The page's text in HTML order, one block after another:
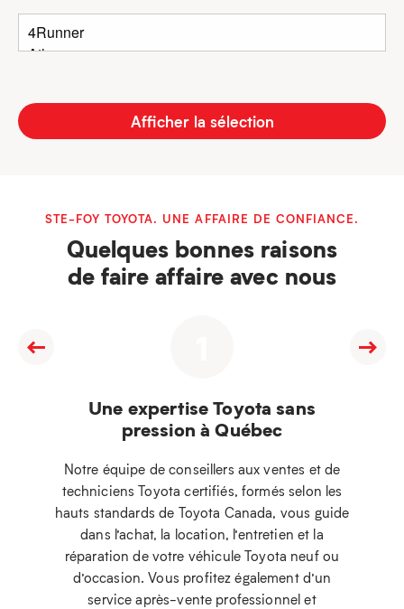
Afficher la sélection
STE-FOY TOYOTA. UNE AFFAIRE DE CONFIANCE.
Quelques bonnes raisons
de faire affaire avec nous
Une expertise Toyota sans
pression à Québec
Notre équipe de conseillers aux ventes et de
techniciens Toyota certifiés, formés selon les
hauts standards de Toyota Canada, vous guide
dans l’achat, la location, l’entretien et la
réparation de votre véhicule Toyota neuf ou
d’occasion. Vous profitez également d’un
service après-vente professionnel et